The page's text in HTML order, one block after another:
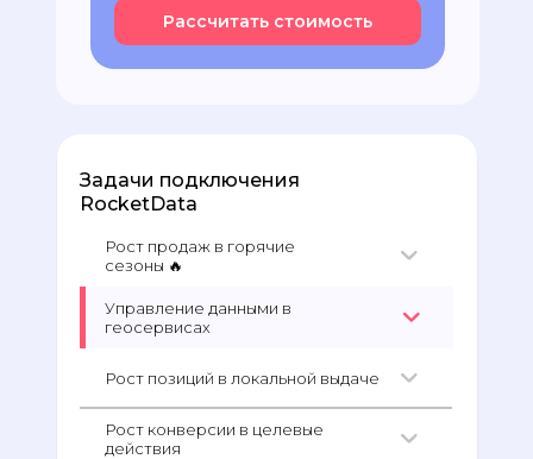
Рассчитать стоимость
Задачи подключения
RocketData
Управление данными в
геосервисах
Рост позиций в локальной выдаче
Рост конверсии в целевые
действия
Рост продаж в горячие
сезоны 🔥